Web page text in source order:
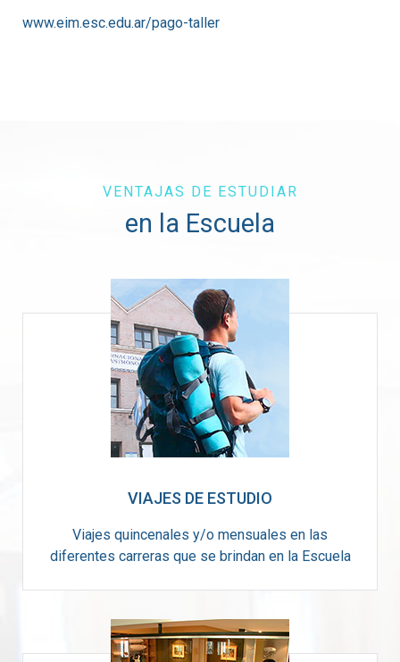
www.eim.esc.edu.ar/pago-taller
VENTAJAS DE ESTUDIAR
en la Escuela
VIAJES DE ESTUDIO
Viajes quincenales y/o mensuales en las
diferentes carreras que se brindan en la Escuela